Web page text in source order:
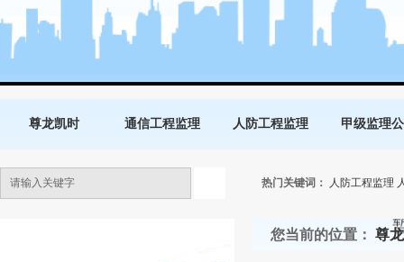
尊龙凯时 通信工程监理 人防工程监理 甲级监理
热门关键词： 人防工程监理
您当前的位置： 尊